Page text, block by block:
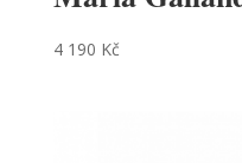
4 190 Kč